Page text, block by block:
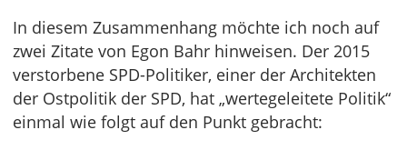
In diesem Zusammenhang möchte ich noch auf
zwei Zitate von Egon Bahr hinweisen. Der 2015
verstorbene SPD-Politiker, einer der Architekten
der Ostpolitik der SPD, hat „wertegeleitete Politik“
einmal wie folgt auf den Punkt gebracht: